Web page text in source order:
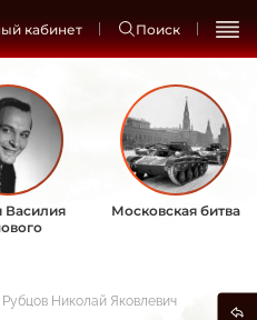
кабинет Поиск
Василия
Московская битва
Рубцов Николай Яковлевич